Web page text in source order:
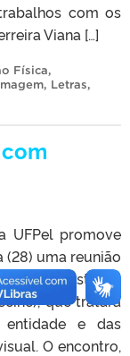
com os
Viana […]
Física,
, Letras,
UFPel promove
uma reunião
do Instituto
que tratará
entidade e das
O encontro,